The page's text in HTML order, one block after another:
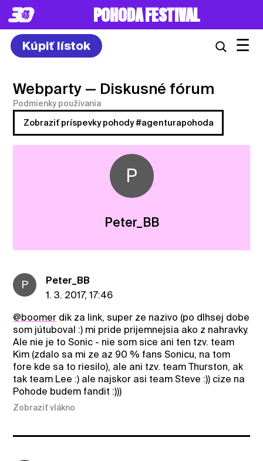
POHODA FESTIVAL
Kúpiť lístok ☰
Webparty — Diskusné fórum
Podmienky používania
Zobraziť príspevky pohody #agenturapohoda
P
Peter_BB
P
Peter_BB
1. 3. 2017, 17:46
@boomer dik za link, super ze nazivo (po dlhsej dobe
som jútuboval :) mi pride prijemnejsia ako z nahravky.
Ale nie je to Sonic - nie som sice ani ten tzv. team
Kim (zdalo sa mi ze az 90 % fans Sonicu, na tom
fore kde sa to riesilo), ale ani tzv. team Thurston, ak
tak team Lee :) ale najskor asi team Steve :)) cize na
Pohode budem fandit :)))
Zobraziť vlákno